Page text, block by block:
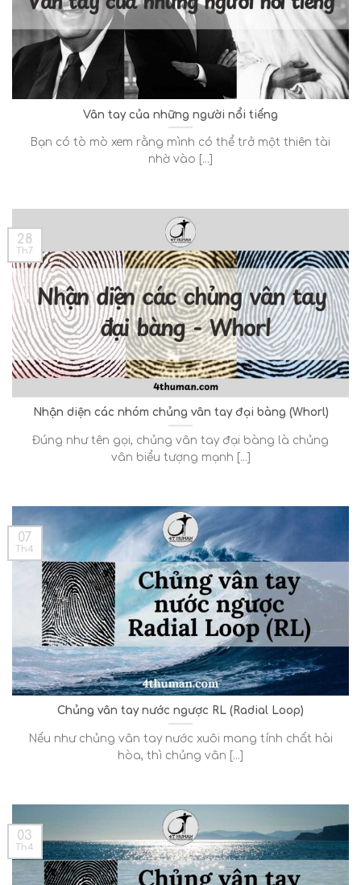
Vân tay của những người nổi tiếng
Bạn có tò mò xem rằng mình có thể trở một thiên tài
nhờ vào [...]
Nhận diện các nhóm chủng vân tay đại bàng (Whorl)
Đúng như tên gọi, chủng vân tay đại bàng là chủng
vân biểu tượng mạnh [...]
28
Th7
Chủng vân tay nước ngược RL (Radial Loop)
Nếu như chủng vân tay nước xuôi mang tính chất hài
hòa, thì chủng vân [...]
07
Th4
03
Th4